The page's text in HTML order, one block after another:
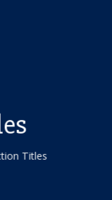
Titles